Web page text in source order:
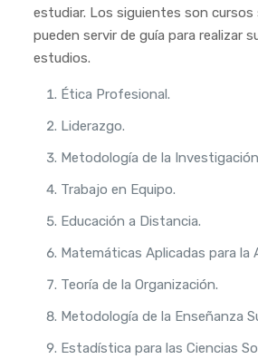
estudiar. Los siguientes son cursos
pueden servir de guía para realizar
estudios.
Ética Profesional.
Liderazgo.
Metodología de la
Trabajo en Equipo.
Educación a Distancia.
Matemáticas Aplicadas para la
Teoría de la Organización.
Metodología de la Enseñanza
Estadística para las Ciencias